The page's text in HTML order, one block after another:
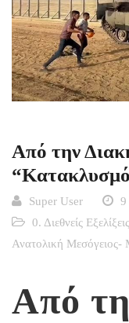
Από την
Super User
9
0. Διεθνείς
Ανατολική
Από